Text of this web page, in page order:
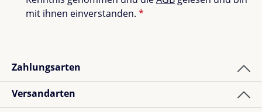
mit ihnen einverstanden. *
Zahlungsarten
Versandarten